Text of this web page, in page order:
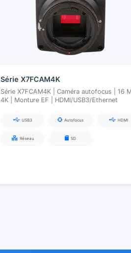
Série X7FCAM4K
Série X7FCAM4K | Caméra autofocus | 16
4K | Monture EF | HDMI/USB3/Ethernet
USB3 Autofocus HDMI
Réseau SD